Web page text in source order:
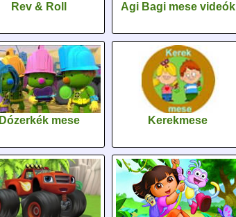
Rev & Roll Agi Bagi mese videók
Dózerkék mese Kerekmese